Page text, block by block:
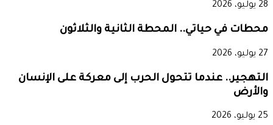
28 يوليو، 2026
محطات في حياتي.. المحطة الثانية والثلاثون
27 يوليو، 2026
التهجير.. عندما تتحول الحرب إلى معركة على الإنسان
والأرض
25 يوليو، 2026